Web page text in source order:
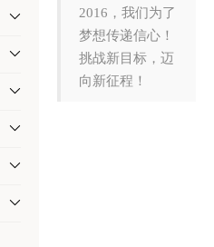
2016，我们为了
梦想传递信心！
挑战新目标，迈
向新征程！